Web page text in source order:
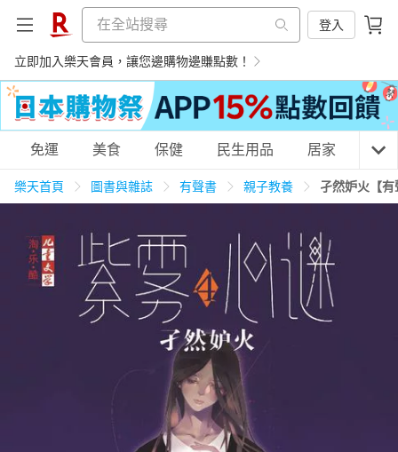
登入
立即加入樂天會員，讓您邊購物邊賺點數！
購物網分類
天天免運 美食蛋糕 養生保健 民生用品
居家生活 3C家電 運動休閒 親子玩具
化妝保養
免運 美食 保健 民生用品 居家 3C
樂天首頁 圖書與雜誌 有聲書 親子教養 孑然妒火【有